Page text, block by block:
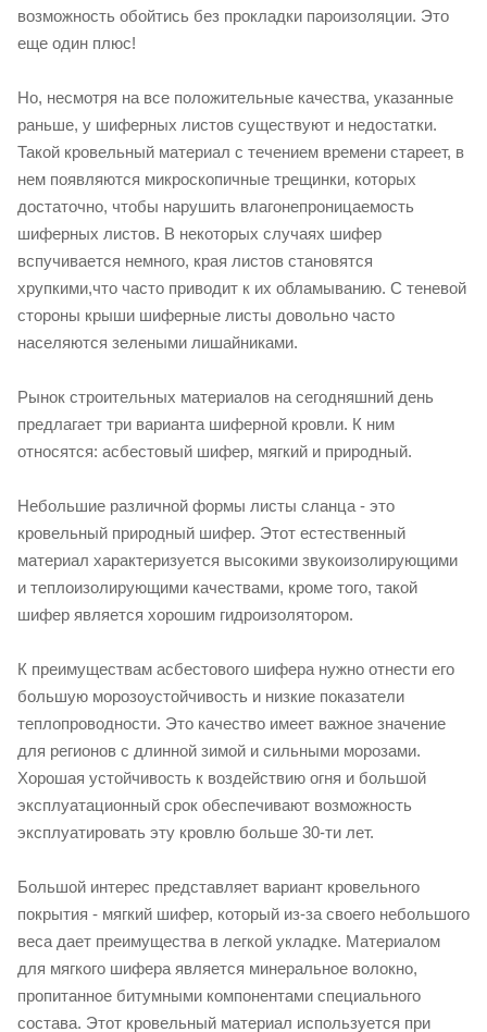
возможность обойтись без прокладки пароизоляции. Это
еще один плюс!
Но, несмотря на все положительные качества, указанные
раньше, у шиферных листов существуют и недостатки.
Такой кровельный материал с течением времени стареет, в
нем появляются микроскопичные трещинки, которых
достаточно, чтобы нарушить влагонепроницаемость
шиферных листов. В некоторых случаях шифер
вспучивается немного, края листов становятся
хрупкими,что часто приводит к их обламыванию. С теневой
стороны крыши шиферные листы довольно часто
населяются зелеными лишайниками.
Рынок строительных материалов на сегодняшний день
предлагает три варианта шиферной кровли. К ним
относятся: асбестовый шифер, мягкий и природный.
Небольшие различной формы листы сланца - это
кровельный природный шифер. Этот естественный
материал характеризуется высокими звукоизолирующими
и теплоизолирующими качествами, кроме того, такой
шифер является хорошим гидроизолятором.
К преимуществам асбестового шифера нужно отнести его
большую морозоустойчивость и низкие показатели
теплопроводности. Это качество имеет важное значение
для регионов с длинной зимой и сильными морозами.
Хорошая устойчивость к воздействию огня и большой
эксплуатационный срок обеспечивают возможность
эксплуатировать эту кровлю больше 30-ти лет.
Большой интерес представляет вариант кровельного
покрытия - мягкий шифер, который из-за своего небольшого
веса дает преимущества в легкой укладке. Материалом
для мягкого шифера является минеральное волокно,
пропитанное битумными компонентами специального
состава. Этот кровельный материал используется при